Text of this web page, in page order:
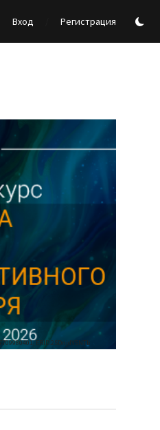
Вход Регистрация
ERID:2SDnjdY5NTb